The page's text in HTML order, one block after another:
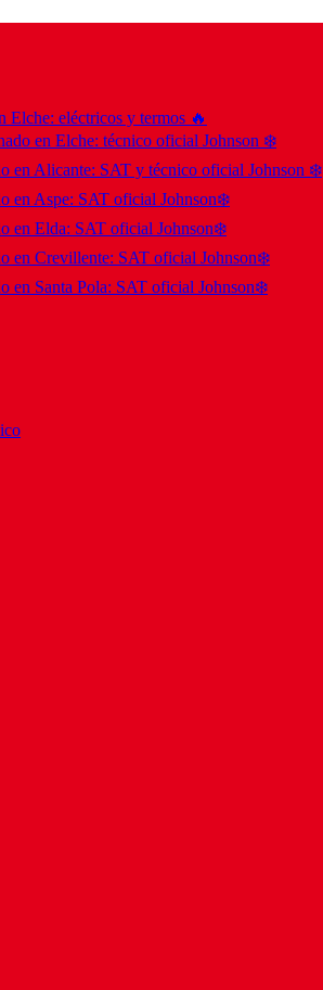
Elche: eléctricos y termos 🔥
en Elche: técnico oficial Johnson ❄️
en Alicante: SAT y técnico oficial Johnson ❄️
en Aspe: SAT oficial Johnson❄️
en Elda: SAT oficial Johnson❄️
en Crevillente: SAT oficial Johnson❄️
en Santa Pola: SAT oficial Johnson❄️